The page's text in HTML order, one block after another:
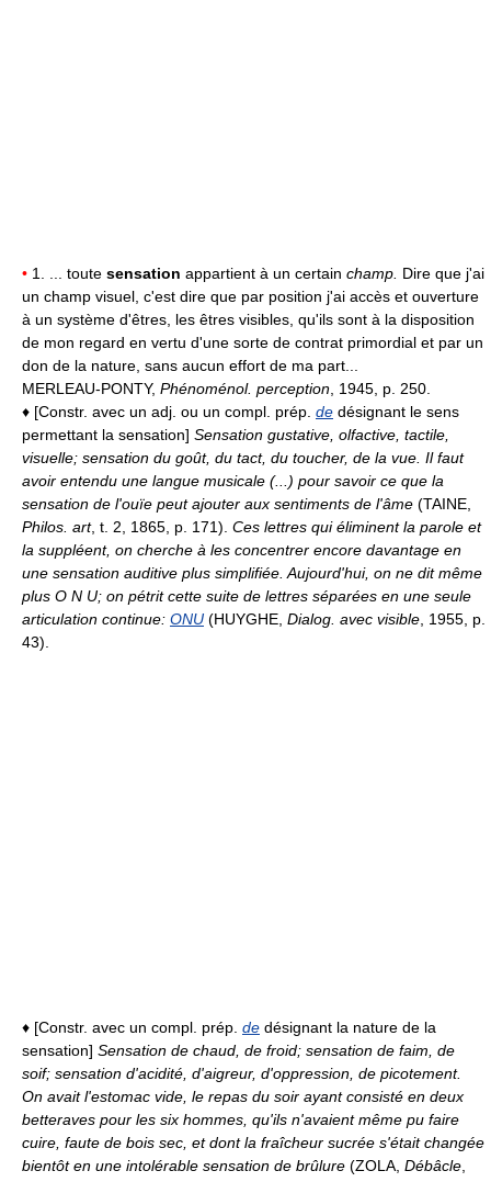
• 1. ... toute sensation appartient à un certain champ. Dire que j'ai
un champ visuel, c'est dire que par position j'ai accès et ouverture
à un système d'êtres, les êtres visibles, qu'ils sont à la disposition
de mon regard en vertu d'une sorte de contrat primordial et par un
don de la nature, sans aucun effort de ma part...
MERLEAU-PONTY, Phénoménol. perception , 1945, p. 250.
♦ [Constr. avec un adj. ou un compl. prép. de désignant le sens
permettant la sensation] Sensation gustative, olfactive, tactile,
visuelle; sensation du goût, du tact, du toucher, de la vue. Il faut
avoir entendu une langue musicale (...) pour savoir ce que la
sensation de l'ouïe peut ajouter aux sentiments de l'âme (TAINE,
Philos. art, t. 2, 1865, p. 171). Ces lettres qui éliminent la parole et
la suppléent, on cherche à les concentrer encore davantage en
une sensation auditive plus simplifiée. Aujourd'hui, on ne dit même
plus O N U; on pétrit cette suite de lettres séparées en une seule
articulation continue: ONU (HUYGHE, Dialog. avec visible , 1955, p.
43).
♦ [Constr. avec un compl. prép. de désignant la nature de la
sensation] Sensation de chaud, de froid; sensation de faim, de
soif; sensation d'acidité, d'aigreur, d'oppression, de picotement.
On avait l'estomac vide, le repas du soir ayant consisté en deux
betteraves pour les six hommes, qu'ils n'avaient même pu faire
cuire, faute de bois sec, et dont la fraîcheur sucrée s'était changée
bientôt en une intolérable sensation de brûlure (ZOLA, Débâcle